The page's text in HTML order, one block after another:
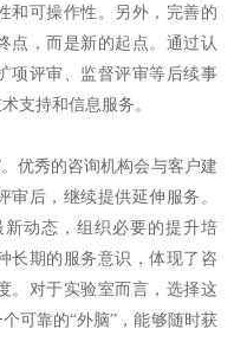
和可操作性。另外，完善的
点，而是新的起点。通过认
项评审、监督评审等后续事
支持和信息服务。
优秀的咨询机构会与客户建
后，继续提供延伸服务。
动态，组织必要的提升培
长期的服务意识，体现了咨
。对于实验室而言，选择这
可靠的“外脑”，能够随时获